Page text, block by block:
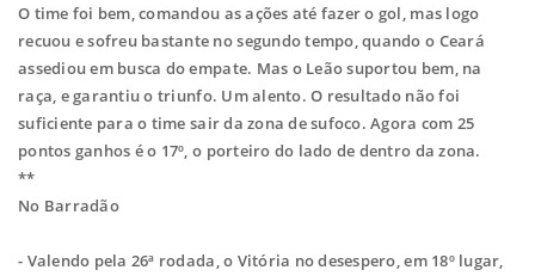
O time foi bem, comandou as ações até fazer o gol, mas logo
recuou e sofreu bastante no segundo tempo, quando o Ceará
assediou em busca do empate. Mas o Leão suportou bem, na
raça, e garantiu o triunfo. Um alento.O resultado não foi
suficiente para o time sair da zona de sufoco. Agora com 25
pontos ganhos é o 17º, o porteiro do lado de dentro da zona.
**
No Barradão
- Valendo pela 26ª rodada, o Vitória no desespero, em 18º lugar,